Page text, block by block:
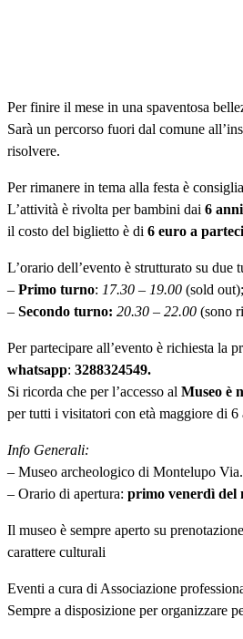
Per finire il mese in una spaventosa
Sarà un percorso fuori dal comune
risolvere.
Per rimanere in tema alla festa è
L’attività è rivolta per bambini dai 6
il costo del biglietto è di 6 euro a
L’orario dell’evento è strutturato su due
– Primo turno: 17.30 – 19.00 (sold out);
– Secondo turno: 20.30 – 22.00 (sono
Per partecipare all’evento è richiesta la
whatsapp: 3288324549.
Si ricorda che per l’accesso al Museo è
per tutti i visitatori con età maggiore di 6
Info Generali:
– Museo archeologico di Montelupo
– Orario di apertura: primo venerdì del
Il museo è sempre aperto su
carattere culturali
Eventi a cura di Associazione
Sempre a disposizione per organizzare